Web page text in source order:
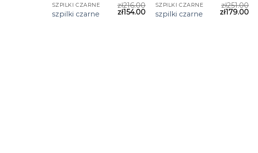
SZPILKI CZARNE
szpilki czarne
zł216.00
zł154.00
SZPILKI CZARNE
szpilki czarne
zł251.00
zł179.00